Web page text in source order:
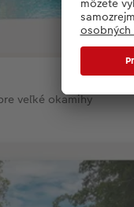
veľké okamihy